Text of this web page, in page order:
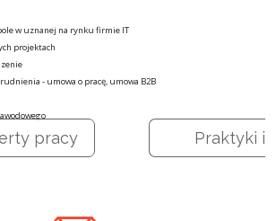
w uznanej na rynku firmie IT
projektach
- umowa o pracę, umowa B2B
pracy
Praktyki i